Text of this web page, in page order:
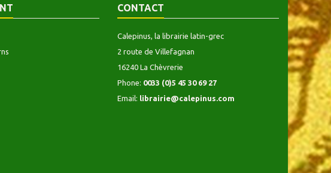
CONTACT
Calepinus, la librairie latin-grec
2 route de Villefagnan
16240 La Chèvrerie
Phone: 0033 (0)5 45 30 69 27
Email: librairie@calepinus.com